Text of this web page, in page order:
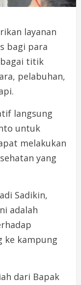
layanan
bagi para
titik
pelabuhan,
langsung
untuk
melakukan
yang
Sadikin,
adalah
ke kampung
dari Bapak